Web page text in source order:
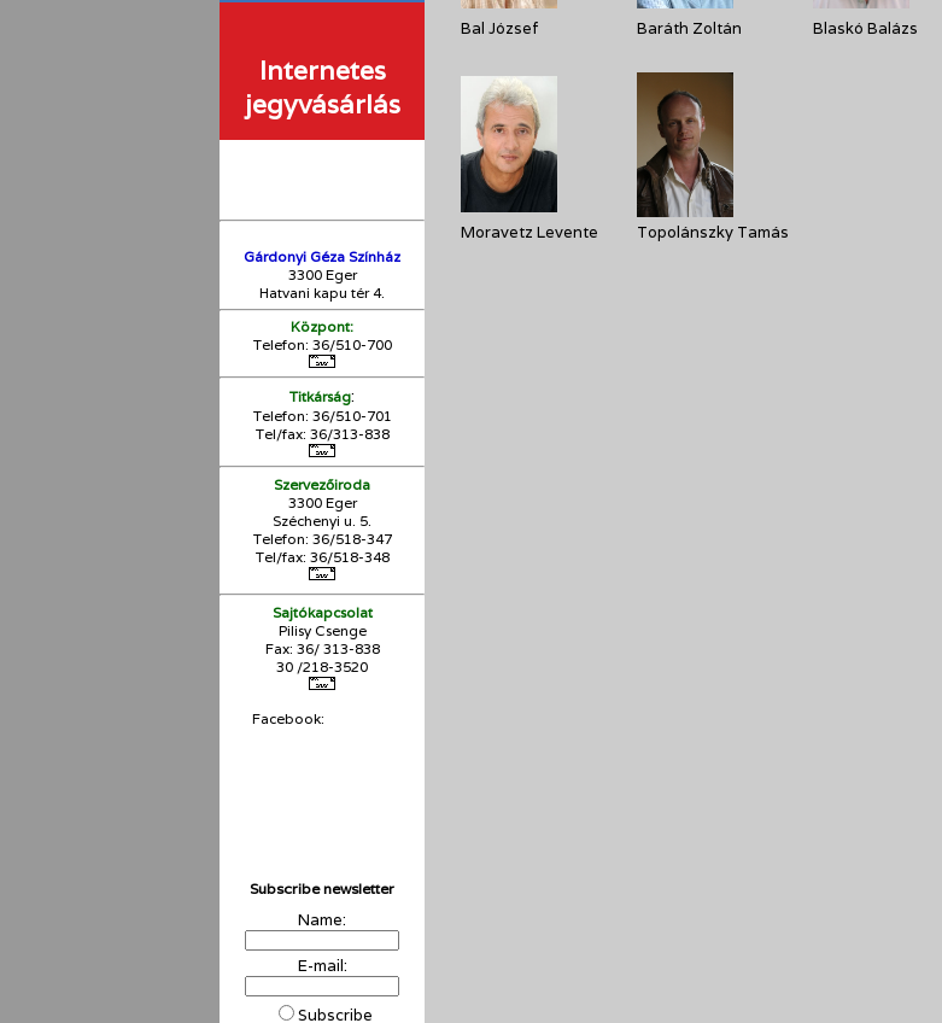
Internetes
jegyvásárlás
Gárdonyi Géza Színház
3300 Eger
Hatvani kapu tér 4.
Központ:
Telefon: 36/510-700
Titkárság:
Telefon: 36/510-701
Tel/fax: 36/313-838
Szervezőiroda
3300 Eger
Széchenyi u. 5.
Telefon: 36/518-347
Tel/fax: 36/518-348
Sajtókapcsolat
Pilisy Csenge
Fax: 36/ 313-838
30 /218-3520
Facebook:
Subscribe newsletter
Name:
E-mail:
Subscribe
Bal József Baráth Zoltán Blaskó Balázs
Moravetz Levente Topolánszky Tamás